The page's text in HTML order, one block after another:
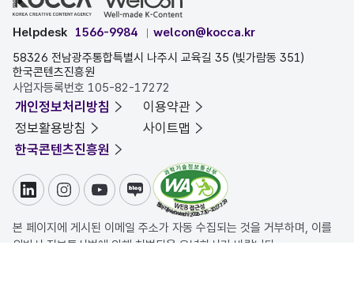
Helpdesk 1566-9984
welcon@kocca.kr
58326 전남광주통합특별시 나주시 교육길 35 (빛가람동 351)
한국콘텐츠진흥원
사업자등록번호 105-82-17272
개인정보처리방침
이용약관
정보활용방침
사이트맵
한국콘텐츠진흥원
링크드인인스타그램
유튜브블로그
본 페이지에 게시된 이메일 주소가 자동 수집되는 것을 거부하며, 이를
위반시 정보통신법에 의해 처벌됨을 유념하시기 바랍니다.